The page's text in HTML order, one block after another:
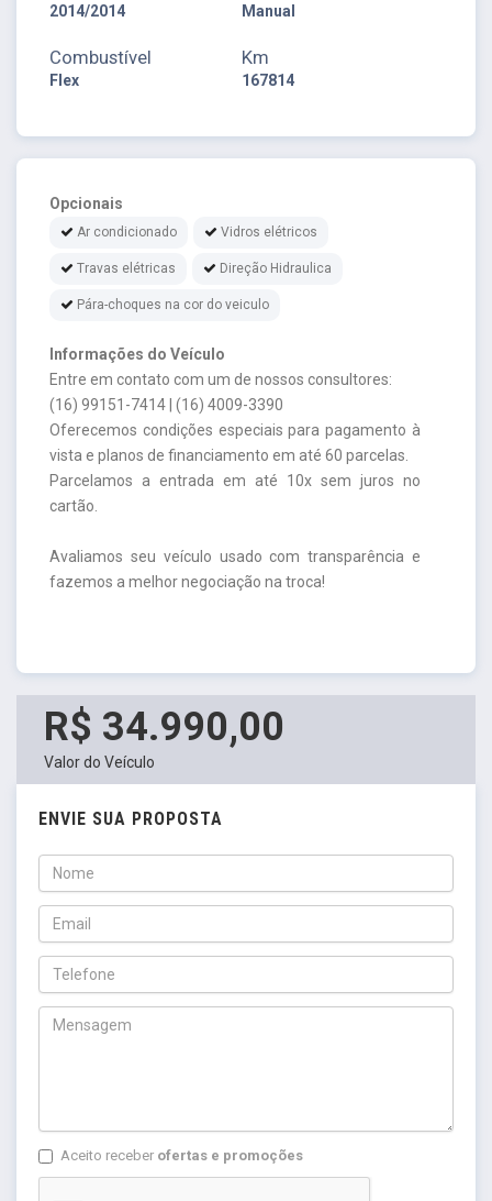
2014/2014 Manual
Combustível
Flex
Km
167814
Opcionais
Ar condicionado Vidros elétricos
Travas elétricas Direção Hidraulica
Pára-choques na cor do veiculo
Informações do Veículo
Entre em contato com um de nossos consultores:
(16) 99151-7414 | (16) 4009-3390
Oferecemos condições especiais para pagamento à
vista e planos de financiamento em até 60 parcelas.
Parcelamos a entrada em até 10x sem juros no
cartão.
Avaliamos seu veículo usado com transparência e
fazemos a melhor negociação na troca!
R$ 34.990,00
Valor do Veículo
ENVIE SUA PROPOSTA
Aceito receber ofertas e promoções